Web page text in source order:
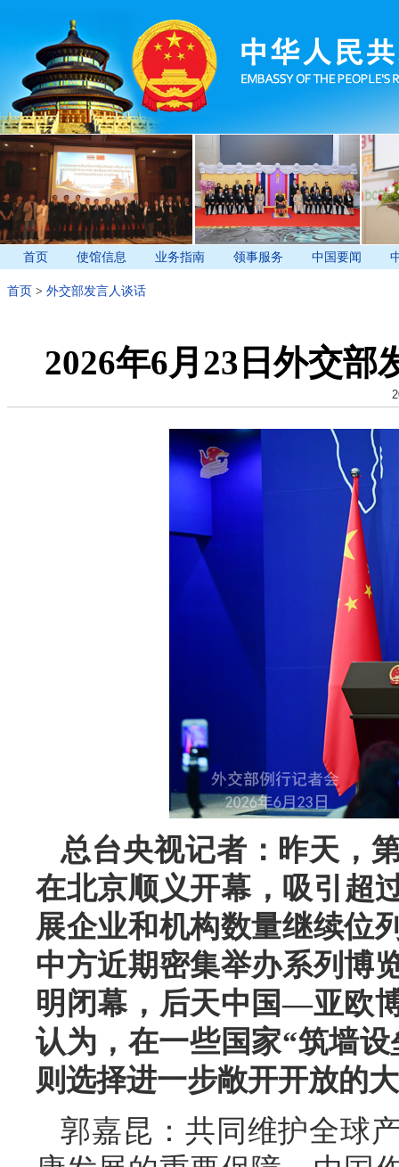
首页 使馆信息 业务指南 领事服务 中国要闻
首页 > 外交部发言人谈话
2026年6月23日外交
总台央视记者：昨天，
在北京顺义开幕，吸引超
展企业和机构数量继续位
中方近期密集举办系列博
明闭幕，后天中国—亚欧
认为，在一些国家“筑墙
则选择进一步敞开开放的
郭嘉昆：共同维护全球